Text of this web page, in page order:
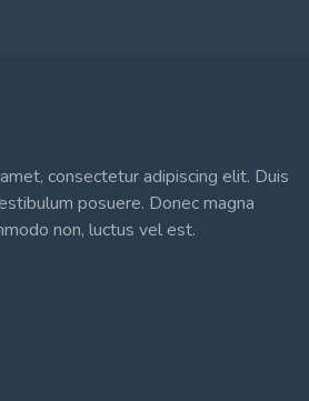
consectetur adipiscing elit. Duis
posuere. Donec magna
non, luctus vel est.